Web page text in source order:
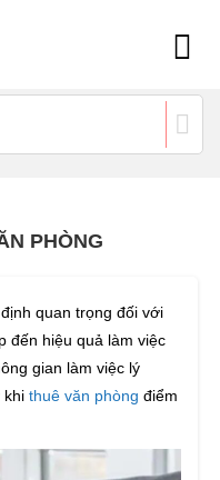
PHÒNG
quan trọng đối với
đến hiệu quả làm việc
gian làm việc lý
khi thuê văn phòng điểm